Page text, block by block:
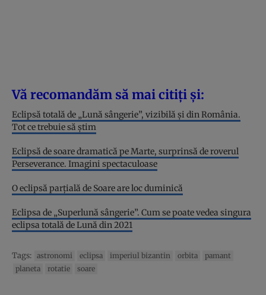
Vă recomandăm să mai citiți și:
Eclipsă totală de „Lună sângerie”, vizibilă și din România.
Tot ce trebuie să știm
Eclipsă de soare dramatică pe Marte, surprinsă de roverul
Perseverance. Imagini spectaculoase
O eclipsă parţială de Soare are loc duminică
Eclipsa de „Superlună sângerie”. Cum se poate vedea singura
eclipsa totală de Lună din 2021
Tags: astronomi eclipsa imperiul bizantin orbita
pamant
planeta
rotatie soare